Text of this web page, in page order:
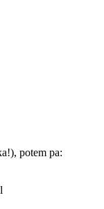
potem pa: